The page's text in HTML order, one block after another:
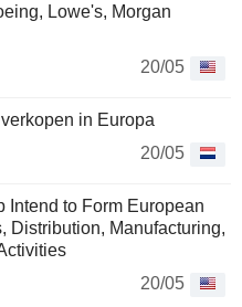
Lowe's, Morgan
20/05
in Europa
20/05
Intend to Form European
Distribution, Manufacturing,
20/05